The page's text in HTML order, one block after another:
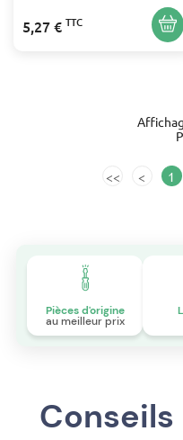
5,27 € TTC
<< < 1
Pièces d'origine
au meilleur prix